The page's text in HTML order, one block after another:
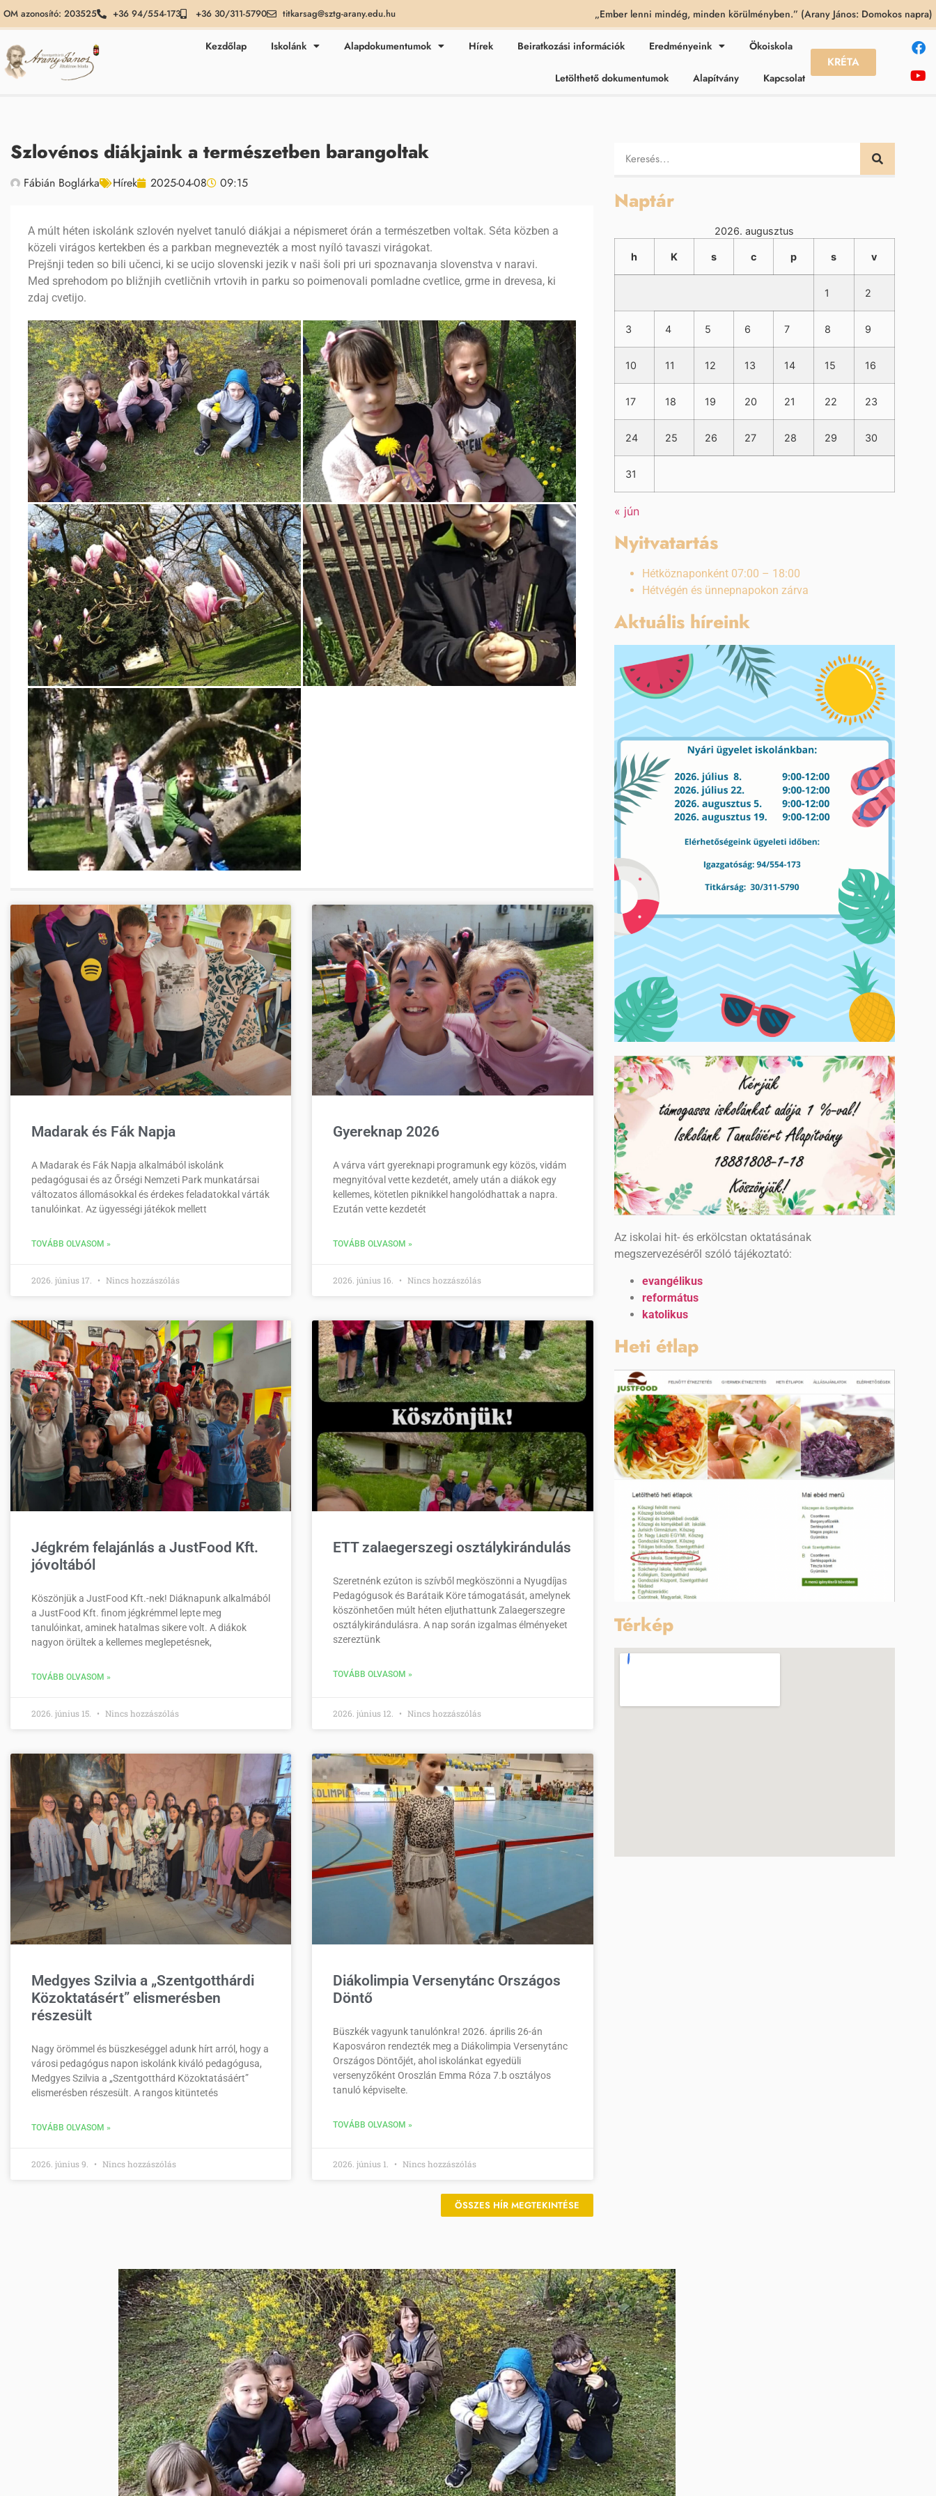
OM azonosító: 203525 +36 94/554-173 +36 30/311-5790 titkarsag@sztg-arany.edu.hu „Ember lenni mindég, minden körülményben.” (Arany János: Domokos napra)
Kezdőlap Iskolánk Alapdokumentumok Hírek Beiratkozási információk Eredményeink Ökoiskola
Letölthető dokumentumok Alapítvány Kapcsolat
KRÉTA
Szlovénos diákjaink a természetben barangoltak
Fábián Boglárka Hírek 2025-04-08 09:15
A múlt héten iskolánk szlovén nyelvet tanuló diákjai a népismeret órán a természetben voltak. Séta közben a
közeli virágos kertekben és a parkban megnevezték a most nyíló tavaszi virágokat.
Prejšnji teden so bili učenci, ki se ucijo slovenski jezik v naši šoli pri uri spoznavanja slovenstva v naravi.
Med sprehodom po bližnjih cvetličnih vrtovih in parku so poimenovali pomladne cvetlice, grme in drevesa, ki
zdaj cvetijo.
Madarak és Fák Napja
A Madarak és Fák Napja alkalmából iskolánk
pedagógusai és az Őrségi Nemzeti Park munkatársai
változatos állomásokkal és érdekes feladatokkal várták
tanulóinkat. Az ügyességi játékok mellett
TOVÁBB OLVASOM »
2026. június 17. Nincs hozzászólás
Gyereknap 2026
A várva várt gyereknapi programunk egy közös, vidám
megnyitóval vette kezdetét, amely után a diákok egy
kellemes, kötetlen piknikkel hangolódhattak a napra.
Ezután vette kezdetét
TOVÁBB OLVASOM »
2026. június 16. Nincs hozzászólás
Jégkrém felajánlás a JustFood Kft.
jóvoltából
Köszönjük a JustFood Kft.-nek! Diáknapunk alkalmából
a JustFood Kft. finom jégkrémmel lepte meg
tanulóinkat, aminek hatalmas sikere volt. A diákok
nagyon örültek a kellemes meglepetésnek,
TOVÁBB OLVASOM »
2026. június 15. Nincs hozzászólás
ETT zalaegerszegi osztálykirándulás
Szeretnénk ezúton is szívből megköszönni a Nyugdíjas
Pedagógusok és Barátaik Köre támogatását, amelynek
köszönhetően múlt héten eljuthattunk Zalaegerszegre
osztálykirándulásra. A nap során izgalmas élményeket
szereztünk
TOVÁBB OLVASOM »
2026. június 12. Nincs hozzászólás
Medgyes Szilvia a „Szentgotthárdi
Közoktatásért” elismerésben
részesült
Nagy örömmel és büszkeséggel adunk hírt arról, hogy a
városi pedagógus napon iskolánk kiváló pedagógusa,
Medgyes Szilvia a „Szentgotthárd Közoktatásáért”
elismerésben részesült. A rangos kitüntetés
TOVÁBB OLVASOM »
2026. június 9. Nincs hozzászólás
Diákolimpia Versenytánc Országos
Döntő
Büszkék vagyunk tanulónkra! 2026. április 26-án
Kaposváron rendezték meg a Diákolimpia Versenytánc
Országos Döntőjét, ahol iskolánkat egyedüli
versenyzőként Oroszlán Emma Róza 7.b osztályos
tanuló képviselte.
TOVÁBB OLVASOM »
2026. június 1. Nincs hozzászólás
ÖSSZES HÍR MEGTEKINTÉSE
Naptár
2026. augusztus
h K s c p s v
1 2
3 4 5 6 7 8 9
10 11 12 13 14 15 16
17 18 19 20 21 22 23
24 25 26 27 28 29 30
31
« jún
Nyitvatartás
Hétköznaponként 07:00 – 18:00
Hétvégén és ünnepnapokon zárva
Aktuális híreink
Az iskolai hit- és erkölcstan oktatásának
megszervezéséről szóló tájékoztató:
evangélikus
református
katolikus
Heti étlap
Térkép